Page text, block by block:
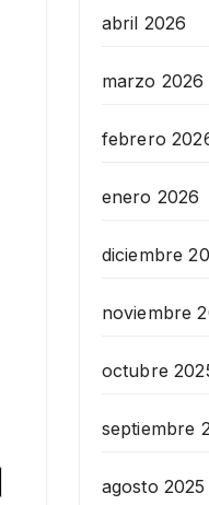
abril 2026
marzo 2026
febrero
enero 2026
diciembre
noviembre
octubre
septiembre
agosto 2025